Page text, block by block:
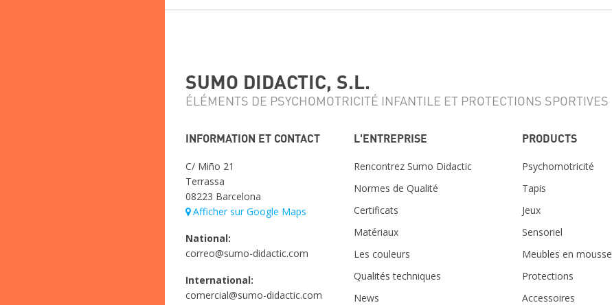
SUMO DIDACTIC, S.L.
ÉLÉMENTS DE PSYCHOMOTRICITÉ INFANTILE ET PROTECTIONS SPORTIVES
INFORMATION ET CONTACT
C/ Miño 21
Terrassa
08223 Barcelona
Afficher sur Google Maps
National:
correo@sumo-didactic.com
International:
comercial@sumo-didactic.com
L'ENTREPRISE
Rencontrez Sumo Didactic
Normes de Qualité
Certificats
Matériaux
Les couleurs
Qualités techniques
News
PRODUCTS
Psychomotricité
Tapis
Jeux
Sensoriel
Meubles en mousse
Protections
Accessoires